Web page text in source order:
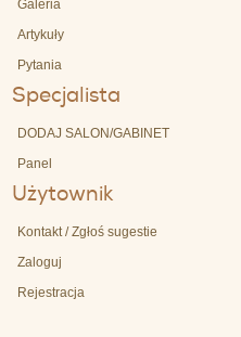
Galeria
Artykuły
Pytania
Specjalista
DODAJ SALON/GABINET
Panel
Użytownik
Kontakt / Zgłoś sugestie
Zaloguj
Rejestracja